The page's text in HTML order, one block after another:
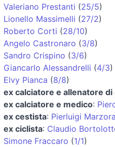
Valeriano Prestanti (25/5)
Lionello Massimelli (27/2)
Roberto Corti (28/10)
Angelo Castronaro (3/8)
Sandro Crispino (3/6)
Giancarlo Alessandrelli (4/3)
Elvy Pianca (8/8)
ex calciatore e allenatore di
ex calciatore e medico:
ex cestista: Pierluigi
ex ciclista: Claudio
Simone Fraccaro (1/1)